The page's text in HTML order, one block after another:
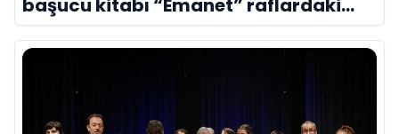
yerini aldı